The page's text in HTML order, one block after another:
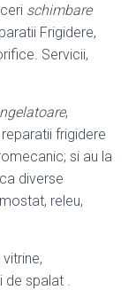
schimbare
Frigidere,
Servicii,
,
frigidere
si au la
diverse
releu,
de spalat .